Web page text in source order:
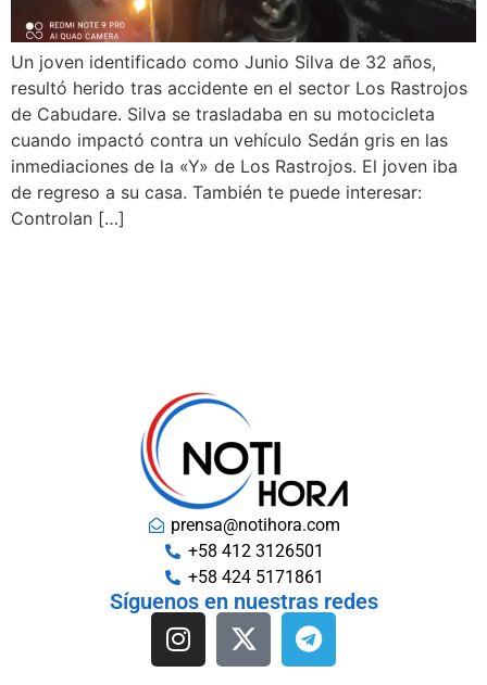
Un joven identificado como Junio Silva de 32 años,
resultó herido tras accidente en el sector Los Rastrojos
de Cabudare. Silva se trasladaba en su motocicleta
cuando impactó contra un vehículo Sedán gris en las
inmediaciones de la «Y» de Los Rastrojos. El joven iba
de regreso a su casa. También te puede interesar:
Controlan […]
prensa@notihora.com
+58 412 3126501
+58 424 5171861
Síguenos en nuestras redes